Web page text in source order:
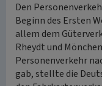
Den
Beginn des Ersten
allem dem
Rheydt und
Personenverkehr
gab, stellte die